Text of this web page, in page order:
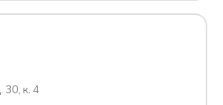
30, к. 4